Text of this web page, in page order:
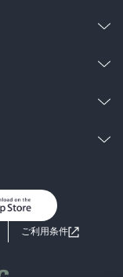
ノベ
せ
ご利用条件